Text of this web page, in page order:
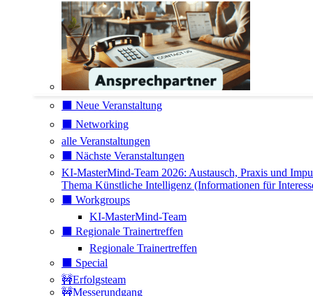
⬛️ Neue Veranstaltung
⬛️ Networking
alle Veranstaltungen
⬛️ Nächste Veranstaltungen
KI-MasterMind-Team 2026: Austausch, Praxis und
Thema Künstliche Intelligenz (Informationen für
⬛️ Workgroups
KI-MasterMind-Team
⬛️ Regionale Trainertreffen
Regionale Trainertreffen
⬛️ Special
🚧Erfolgsteam
🚧Messerundgang